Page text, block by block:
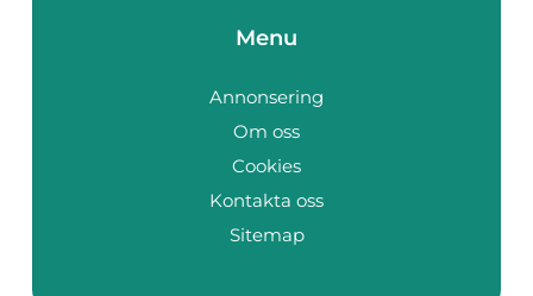
Menu
Annonsering
Om oss
Cookies
Kontakta oss
Sitemap